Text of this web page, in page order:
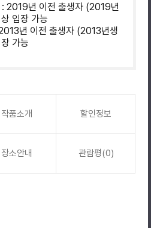
2019년 이전 출생자 (2019년
입장 가능
년 이전 출생자 (2013년생
가능
작품소개 할인정보
장소안내 관람평(0)